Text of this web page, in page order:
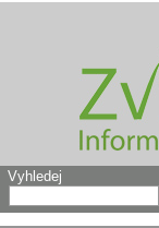
Vyhledej